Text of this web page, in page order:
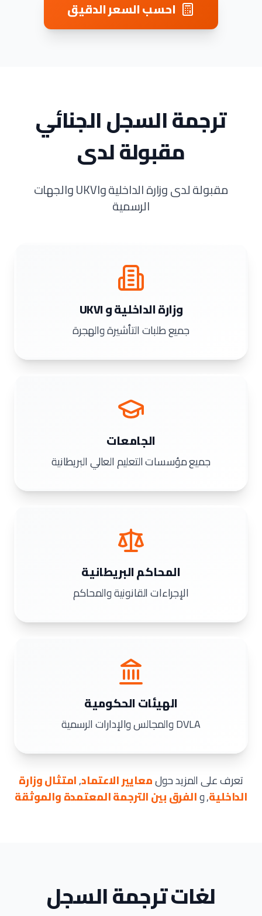
احسب السعر الدقيق
ترجمة السجل الجنائي
مقبولة لدى
مقبولة لدى وزارة الداخلية وUKVI والجهات
الرسمية
وزارة الداخلية و UKVI
جميع طلبات التأشيرة والهجرة
الجامعات
جميع مؤسسات التعليم العالي البريطانية
المحاكم البريطانية
الإجراءات القانونية والمحاكم
الهيئات الحكومية
DVLA والمجالس والإدارات الرسمية
تعرف على المزيد حولمعايير الاعتماد,امتثال وزارة
الداخلية, والفرق بين الترجمة المعتمدة والموثقة
لغات ترجمة السجل